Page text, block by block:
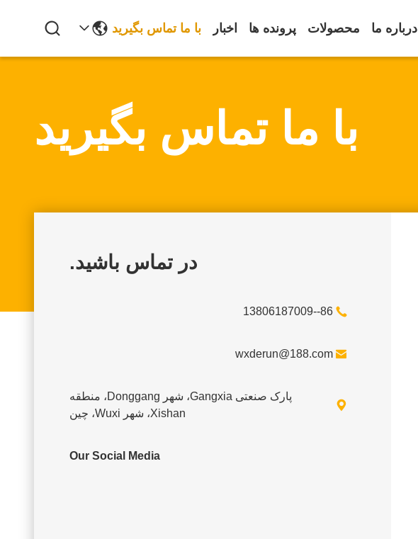
درباره ما محصولات پرونده ها اخبار با ما تماس بگیرید
با ما تماس بگیرید
در تماس باشید.
86--13806187009

wxderun@188.com

پارک صنعتی Gangxia، شهر Donggang، منطقه
Xishan، شهر Wuxi، چین
Our Social Media